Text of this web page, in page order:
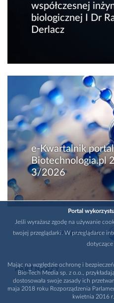
współczesnej
biologicznej I Dr
Derlacz
e-Kwartalnik
Biotechnologia.pl
3/2026
WYDAWCA
PARTNERZY
Portal
Jeśli wyrażasz zgodę na używanie
twojej przeglądarki. W przeglądarce
dotyczące
Mając na względzie ochronę i
Bio-Tech Media sp. z o.o.,
dostosowała swoje zasady ich
maja 2018 roku Rozporządzenia
kwietnia 2016